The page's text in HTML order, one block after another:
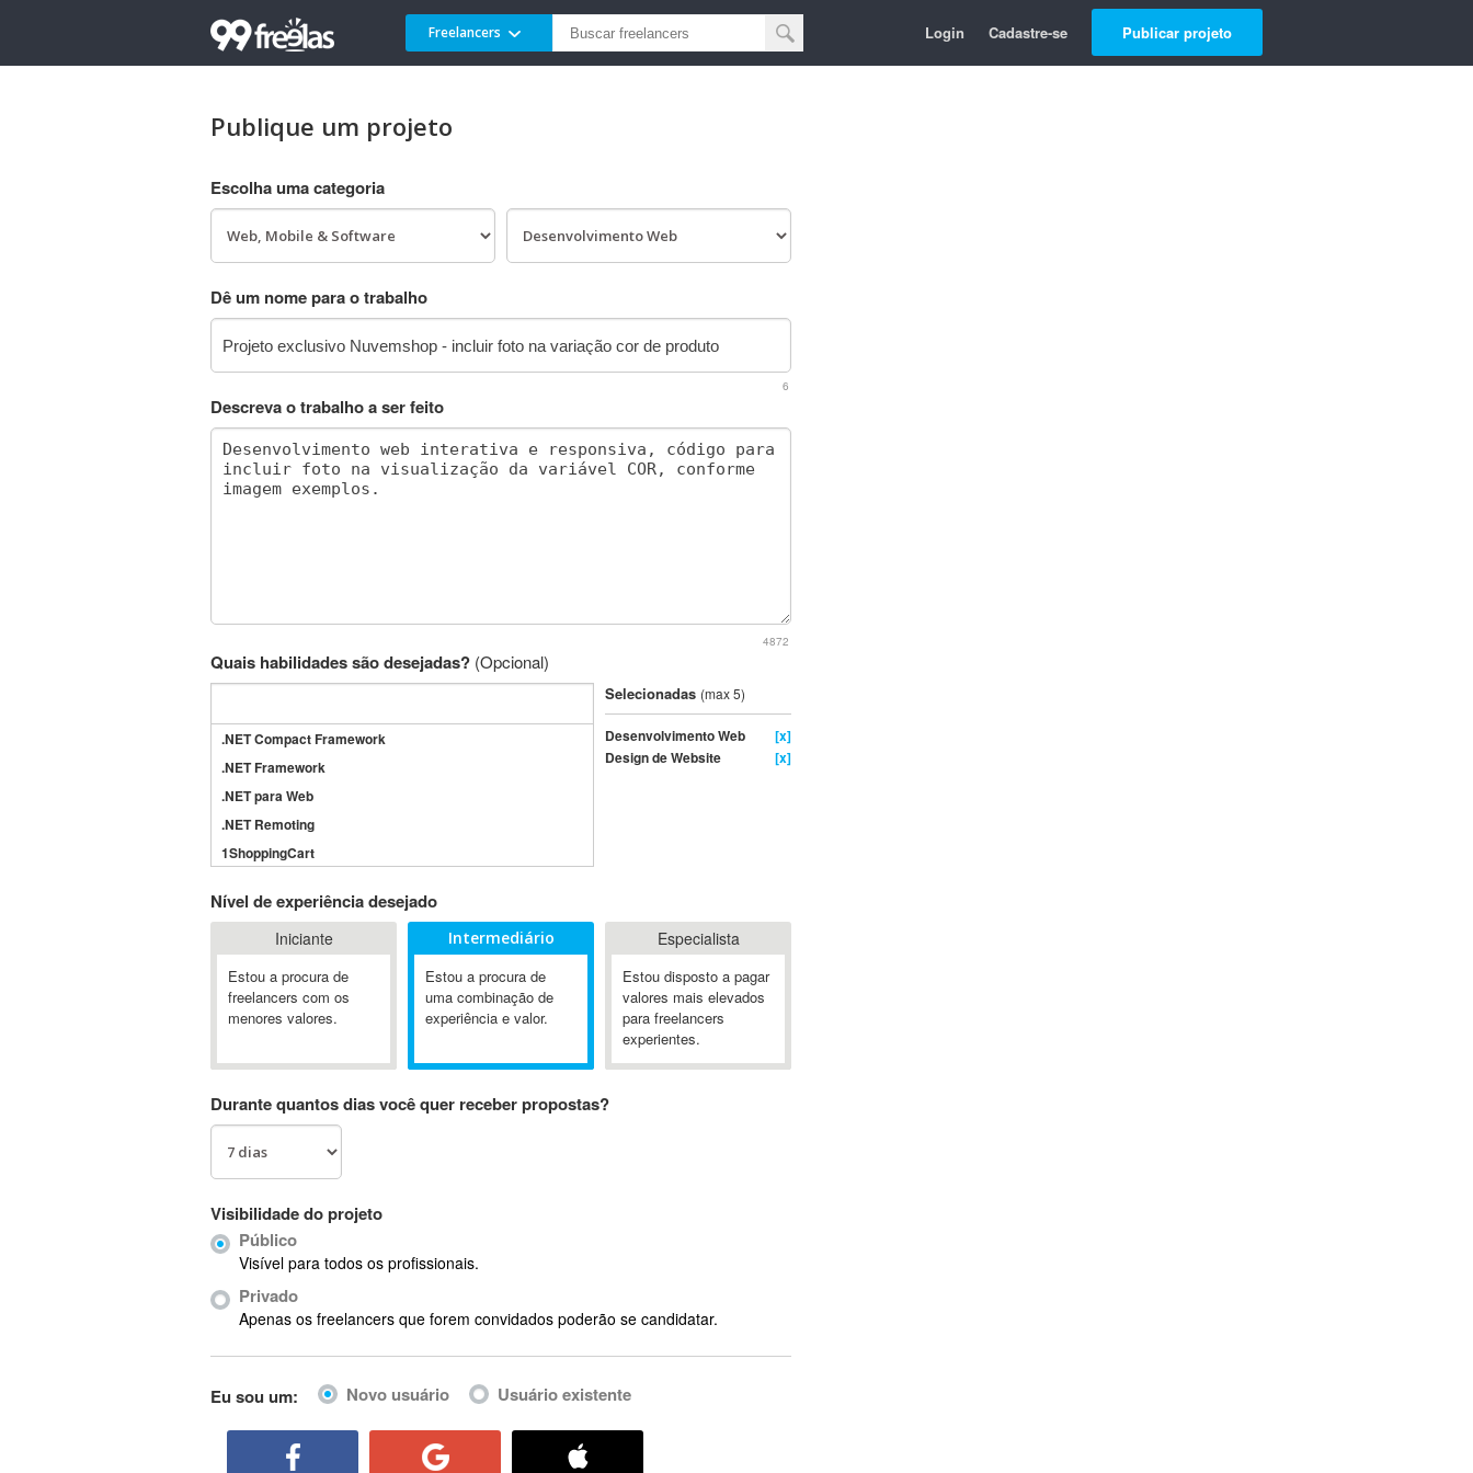
Freelancers Login Cadastre-se Publicar projeto
Publique um projeto
Escolha uma categoria
Dê um nome para o trabalho
6
Descreva o trabalho a ser feito
4872
Quais habilidades são desejadas? (Opcional)
.NET Compact Framework
.NET Framework
.NET para Web
.NET Remoting
1ShoppingCart
3GSM
4D Dimension
802.11
A&P
A-GPS
Ab Initio
ABIS
AbleCommerce
Ableton Live
Abstract Window Toolkit (AWT)
Selecionadas (max 5)
Desenvolvimento Web
[x]
Design de Website
[x]
Nível de experiência desejado
Iniciante
Estou a procura de
freelancers com os
menores valores.
Intermediário
Estou a procura de
uma combinação de
experiência e valor.
Especialista
Estou disposto a pagar
valores mais elevados
para freelancers
experientes.
Durante quantos dias você quer receber propostas?
Visibilidade do projeto
Público
Visível para todos os profissionais.
Privado
Apenas os freelancers que forem convidados poderão se candidatar.
Eu sou um: Novo usuário Usuário existente